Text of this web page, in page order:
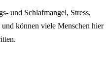
und Schlafmangel, Stress,
können viele Menschen hier